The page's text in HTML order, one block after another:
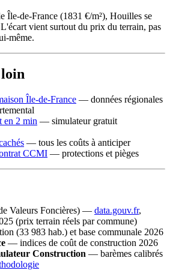
Île-de-France (1831 €/m²), Houilles se
vient surtout du prix du terrain, pas
même.
Île-de-France — données régionales
en 2 min — simulateur gratuit
— tous les coûts à anticiper
CCMI — protections et pièges
Valeurs Foncières) — data.gouv.fr,
(prix terrain réels par commune)
(33 983 hab.) et base communale 2026
— indices de coût de construction 2026
Construction — barèmes calibrés